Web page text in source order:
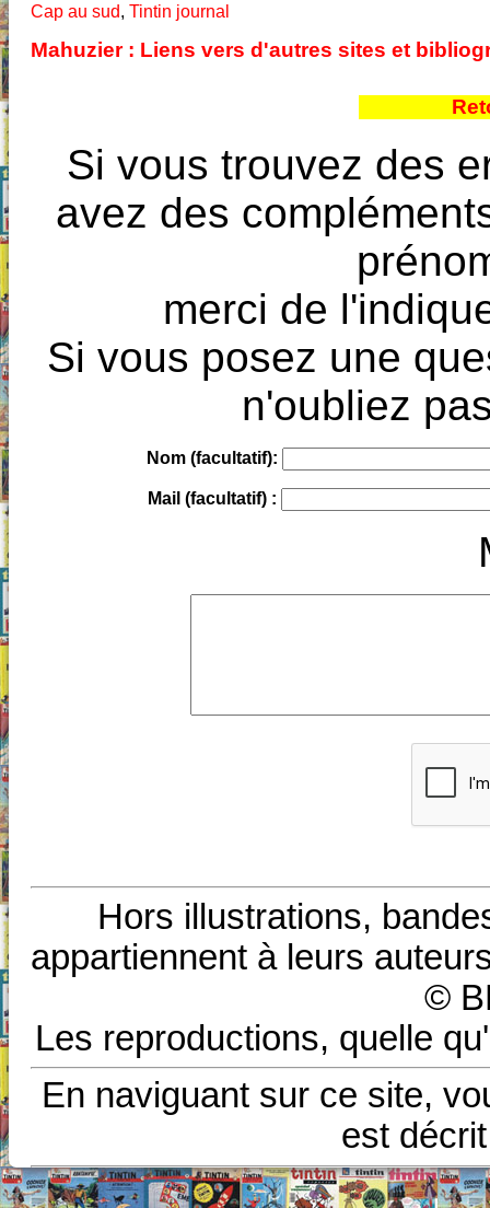
Cap au sud, Tintin journal
Mahuzier : Liens vers d'autres sites et
Si vous trouvez des
avez des
merci de
Si vous posez une
n'oubliez
Nom (facultatif):
Mail (facultatif) :
Hors illustrations,
appartiennent à leurs
©
Les reproductions, quelle
En naviguant sur ce site,
est